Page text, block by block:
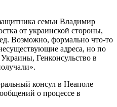
семьи Владимир
от украинской стороны,
Возможно, формально что-то
адреса, но по
Генконсульство в
консул в Неаполе
о процессе в